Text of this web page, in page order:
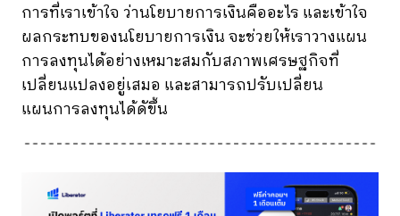
การที่เราเข้าใจ ว่านโยบายการเงินคืออะไร และเข้าใจ
ผลกระทบของนโยบายการเงิน จะช่วยให้เราวางแผน
การลงทุนได้อย่างเหมาะสมกับสภาพเศรษฐกิจที่
เปลี่ยนแปลงอยู่เสมอ และสามารถปรับเปลี่ยน
แผนการลงทุนได้ดัขึ้น